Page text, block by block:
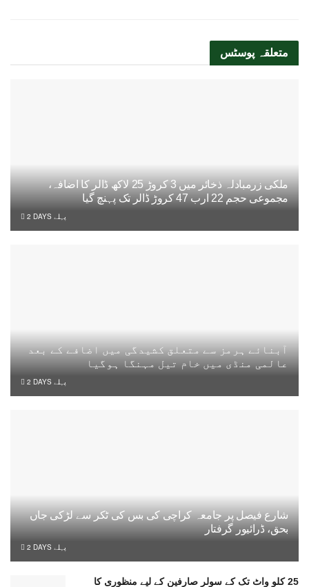
متعلقہ پوسٹس
ملکی زرمبادلہ ذخائر میں 3 کروڑ 25 لاکھ ڈالر کا اضافہ،
مجموعی حجم 22 ارب 47 کروڑ ڈالر تک پہنچ گیا
2 DAYS پہلے
آبنائے ہرمز سے متعلق کشیدگی میں اضافے کے بعد
عالمی منڈی میں خام تیل مہنگا ہوگیا
2 DAYS پہلے
شارع فیصل پر جامعہ کراچی کی بس کی ٹکر سے لڑکی جاں
بحق، ڈرائیور گرفتار
2 DAYS پہلے
25 کلو واٹ تک کے سولر صارفین کے لیے منظوری کا